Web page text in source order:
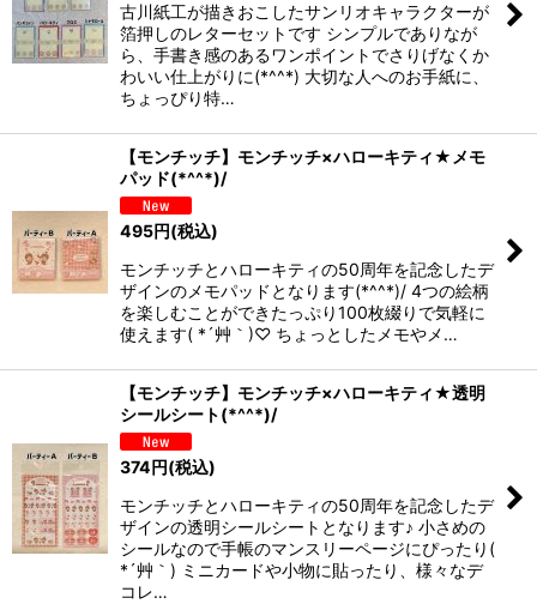
古川紙工が描きおこしたサンリオキャラクターが
箔押しのレターセットです シンプルでありなが
ら、手書き感のあるワンポイントでさりげなくか
わいい仕上がりに(*^^*) 大切な人へのお手紙に、
ちょっぴり特…
【モンチッチ】モンチッチ×ハローキティ★メモ
パッド(*^^*)/
495円(税込)
モンチッチとハローキティの50周年を記念したデ
ザインのメモパッドとなります(*^^*)/ 4つの絵柄
を楽しむことができたっぷり100枚綴りで気軽に
使えます( *´艸｀)♡ ちょっとしたメモやメ…
【モンチッチ】モンチッチ×ハローキティ★透明
シールシート(*^^*)/
374円(税込)
モンチッチとハローキティの50周年を記念したデ
ザインの透明シールシートとなります♪ 小さめの
シールなので手帳のマンスリーページにぴったり(
*´艸｀) ミニカードや小物に貼ったり、様々なデ
コレ…